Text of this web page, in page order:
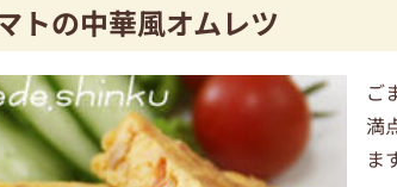
トの中華風オムレツ
ご
満
ま